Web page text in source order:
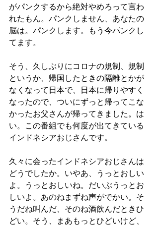
がパンクするから絶対やめろって言わ
れたもん。パンクしません、あなたの
脳は。パンクします。もう今パンクし
てます。
そう、久しぶりにコロナの規制、規制
というか、帰国したときの隔離とかが
なくなって日本で、日本に帰りやすく
なったので、ついにずっと帰ってこな
かったお父さんが帰ってきました。は
い。この番組でも何度が出てきている
インドネシアおじさんです。
久々に会ったインドネシアおじさんは
どうでしたか。いやあ、うっとおしい
よ。うっとおしいね。だいぶうっとお
しいよ。あのねまずね声がでかい。そ
うだね叫んだ、そのね酒飲んだときひ
どい。そう、まあもっとひどいけど、